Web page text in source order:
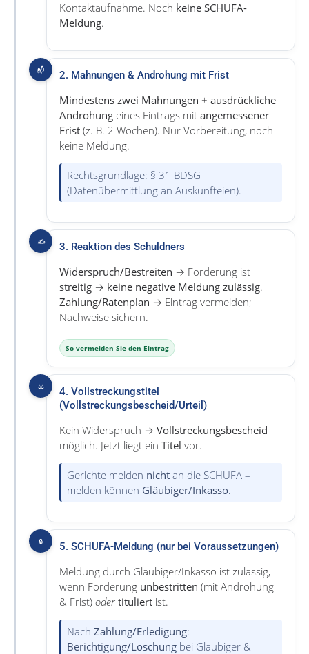
Kontaktaufnahme. Noch keine SCHUFA-
Meldung.
📬 2. Mahnungen & Androhung mit Frist
Mindestens zwei Mahnungen + ausdrückliche
Androhung eines Eintrags mit angemessener
Frist (z. B. 2 Wochen). Nur Vorbereitung, noch
keine Meldung.
Rechtsgrundlage: § 31 BDSG
(Datenübermittlung an Auskunfteien).
✍️ 3. Reaktion des Schuldners
Widerspruch/Bestreiten → Forderung ist
streitig → keine negative Meldung zulässig.
Zahlung/Ratenplan → Eintrag vermeiden;
Nachweise sichern.
So vermeiden Sie den Eintrag
⚖️
4. Vollstreckungstitel
(Vollstreckungsbescheid/Urteil)
Kein Widerspruch → Vollstreckungsbescheid
möglich. Jetzt liegt ein Titel vor.
Gerichte melden nicht an die SCHUFA –
melden können Gläubiger/Inkasso.
🔒 5. SCHUFA-Meldung (nur bei Voraussetzungen)
Meldung durch Gläubiger/Inkasso ist zulässig,
wenn Forderung unbestritten (mit Androhung
& Frist) oder tituliert ist.
Nach Zahlung/Erledigung:
Berichtigung/Löschung bei Gläubiger &